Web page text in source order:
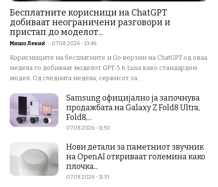
Бесплатните корисници на ChatGPT
добиваат неограничени разговори и
пристап до моделот...
Мишо Лекиќ - 07.08.2026 - 13:46
Корисниците на бесплатните и Go верзии на ChatGPT од оваа
недела го добиваат моделот GPT-5.6 Luna како стандарден
модел. Од следната недела, сервисот за...
Samsung официјално ја започнува
продажбата на Galaxy Z Fold8 Ultra,
Fold8,...
07.08.2026 - 11:50
Нови детали за паметниот звучник
на OpenAI откриваат големина како
плочка...
07.08.2026 - 11:31